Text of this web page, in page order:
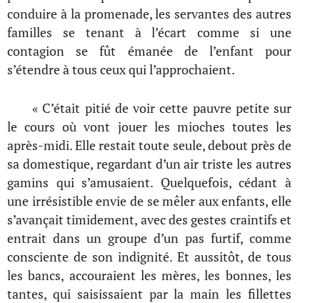
conduire à la promenade, les servantes des autres
familles se tenant à l’écart comme si une
contagion se fût émanée de l’enfant pour
s’étendre à tous ceux qui l’approchaient.
« C’était pitié de voir cette pauvre petite sur
le cours où vont jouer les mioches toutes les
après-midi. Elle restait toute seule, debout près de
sa domestique, regardant d’un air triste les autres
gamins qui s’amusaient. Quelquefois, cédant à
une irrésistible envie de se mêler aux enfants, elle
s’avançait timidement, avec des gestes craintifs et
entrait dans un groupe d’un pas furtif, comme
consciente de son indignité. Et aussitôt, de tous
les bancs, accouraient les mères, les bonnes, les
tantes, qui saisissaient par la main les fillettes